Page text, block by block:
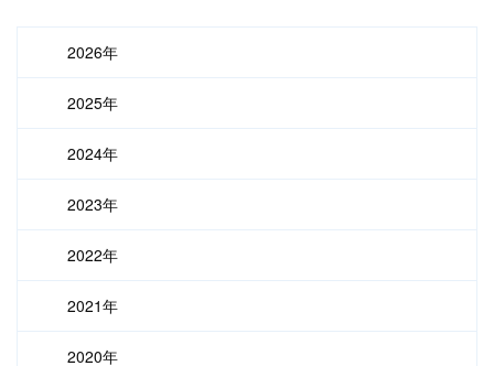
2026年
2025年
2024年
2023年
2022年
2021年
2020年